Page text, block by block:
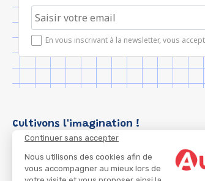
Continuer sans accepter
Nous utilisons des cookies afin de
vous accompagner au mieux lors de
En vous inscrivant à la newsletter, vous
Cultivons l'imagination !